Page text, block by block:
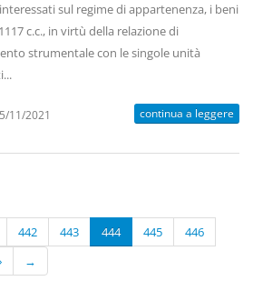
sul regime di appartenenza, i beni
c.c., in virtù della relazione di
strumentale con le singole unità
11/2021 continua a leggere
442 443 444 445
446
→